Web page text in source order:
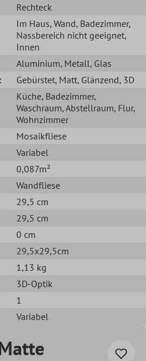
Rechteck
Im Haus, Wand, Badezimmer,
Nassbereich nicht geeignet,
Innen
Aluminium, Metall, Glas
Gebürstet, Matt, Glänzend, 3D
Küche, Badezimmer,
Waschraum, Abstellraum, Flur,
Wohnzimmer
Mosaikfliese
Variabel
0,087m²
Wandfliese
29,5 cm
29,5 cm
0 cm
29,5x29,5cm
1,13 kg
3D-Optik
1
Variabel